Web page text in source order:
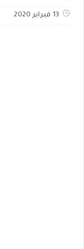
13 فبراير 2020